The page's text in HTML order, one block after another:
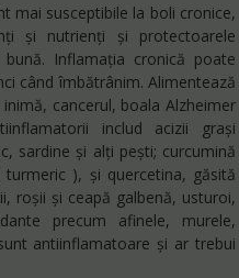
mai susceptibile la boli cronice,
și nutrienți și protectoarele
Inflamația cronică poate
când îmbătrânim. Alimentează
cancerul, boala Alzheimer
includ acizii grași
sardine și alți peşti; curcumină
), și quercetina, găsită
roșii și ceapă galbenă, usturoi,
precum afinele, murele,
antiinflamatoare și ar trebui